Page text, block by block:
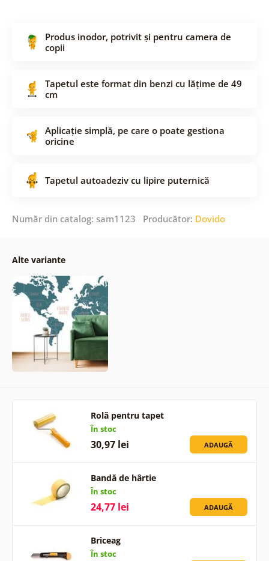
Produs inodor, potrivit și pentru camera de
copii
Tapetul este format din benzi cu lățime de 49
cm
Aplicație simplă, pe care o poate gestiona
oricine
Tapetul autoadeziv cu lipire puternică
Număr din catalog: sam1123 Producător: Dovido
Alte variante
Rolă pentru tapet
În stoc
30,97 lei ADAUGĂ
Bandă de hârtie
În stoc
24,77 lei ADAUGĂ
Briceag
În stoc